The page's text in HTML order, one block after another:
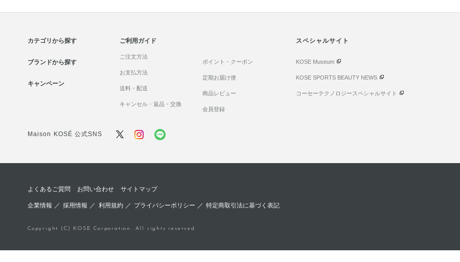
カテゴリから探す
ブランドから探す
キャンペーン
ご利用ガイド
ご注文方法
お支払方法
送料・配送
キャンセル・返品・交換
ポイント・クーポン
定期お届け便
商品レビュー
会員登録
スペシャルサイト
KOSE Museum
KOSE SPORTS BEAUTY NEWS
コーセーテクノロジースペシャルサイト
Maison KOSÉ 公式SNS
よくあるご質問 お問い合わせ サイトマップ
企業情報 ／採用情報 ／ 利用規約／ プライバシーポリシー ／ 特定商取引法に基づく表記
Copyright (C) KOSE Corporation. All rights reserved.